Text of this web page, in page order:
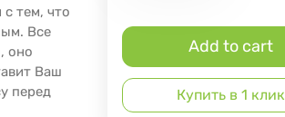
с тем, что
Все
оно
Ваш
перед
Add to cart
Купить в 1 клик